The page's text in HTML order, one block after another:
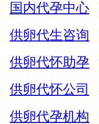
国内代孕中心
供卵代生咨询
供卵代怀助孕
供卵代怀公司
供卵代孕机构